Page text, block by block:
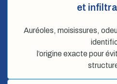
et
Auréoles, moisissures,
l’origine exacte pour